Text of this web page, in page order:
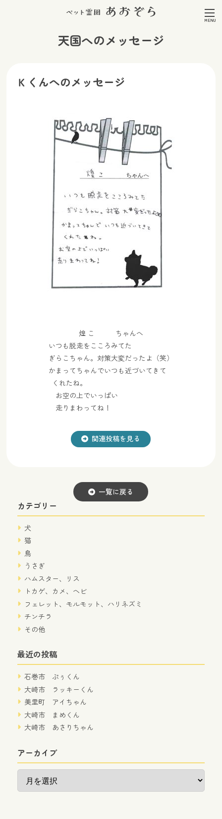
天国へのメッセージ
Ｋくんへのメッセージ
煌 こ ちゃんへ
いつも脱走をこころみてた
ぎらこちゃん。対策大変だったよ（笑）
かまってちゃんでいつも近づいてきて
くれたね。
お空の上でいっぱい
走りまわってね！
関連投稿を見る
一覧に戻る
カテゴリー
犬
猫
鳥
うさぎ
ハムスター、リス
トカゲ、カメ、ヘビ
フェレット、モルモット、ハリネズミ
チンチラ
その他
最近の投稿
石巻市 ぷぅくん
大崎市 ラッキーくん
美里町 アイちゃん
大崎市 まめくん
大崎市 あさりちゃん
アーカイブ
ア